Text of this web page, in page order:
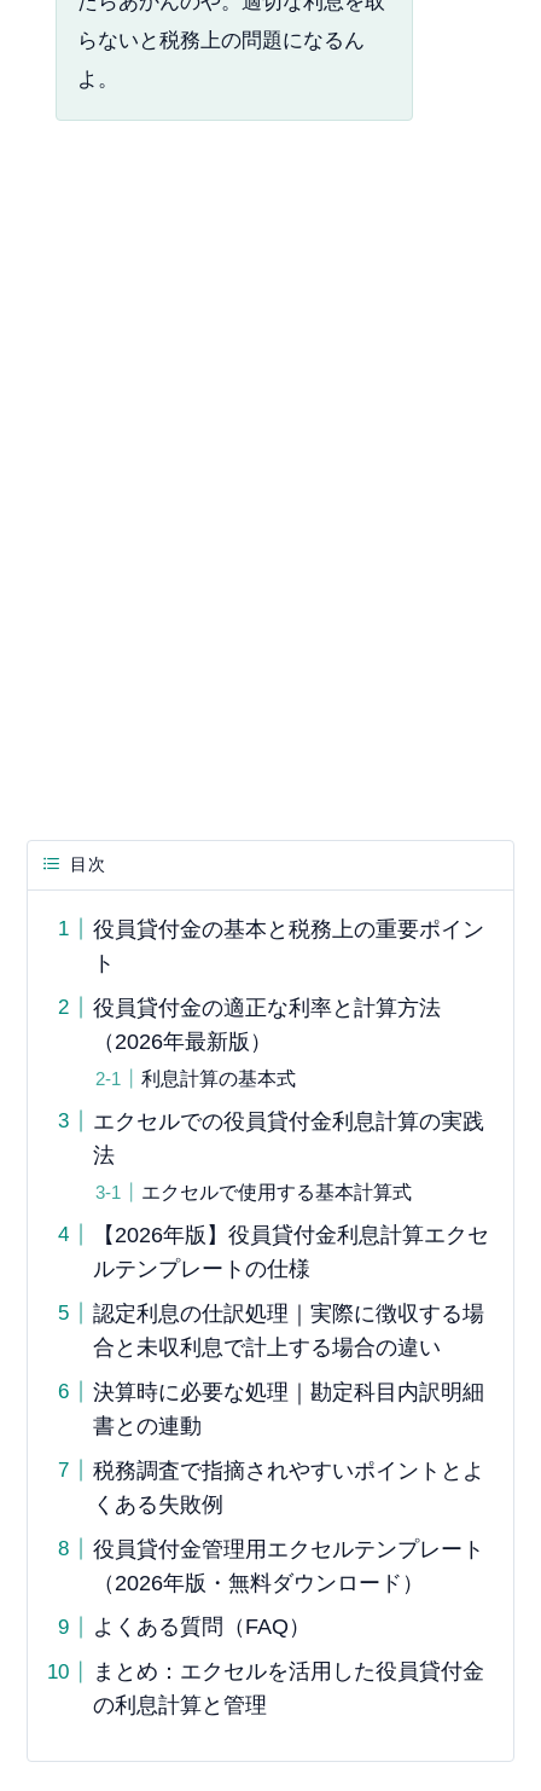
らないと税務上の問題になるん
よ。
目次
役員貸付金の基本と税務上の重要ポイン
ト
役員貸付金の適正な利率と計算方法
（2026年最新版）
利息計算の基本式
エクセルでの役員貸付金利息計算の実践
法
エクセルで使用する基本計算式
【2026年版】役員貸付金利息計算エクセ
ルテンプレートの仕様
認定利息の仕訳処理｜実際に徴収する場
合と未収利息で計上する場合の違い
決算時に必要な処理｜勘定科目内訳明細
書との連動
税務調査で指摘されやすいポイントとよ
くある失敗例
役員貸付金管理用エクセルテンプレート
（2026年版・無料ダウンロード）
よくある質問（FAQ）
まとめ：エクセルを活用した役員貸付金
の利息計算と管理